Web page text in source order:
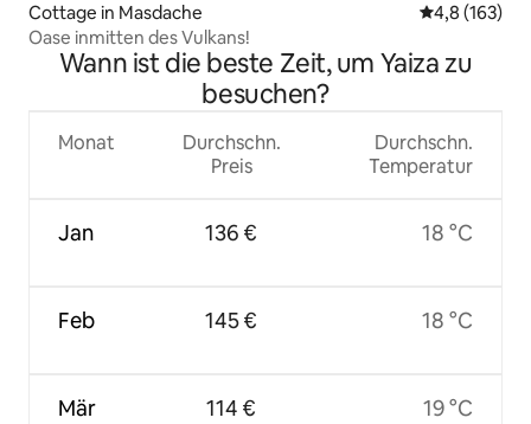
Cottage in Masdache
4,8 (163)
Oase inmitten des Vulkans!
Wann ist die beste Zeit, um Yaiza zu
besuchen?
Monat
Jan
Feb
Mär
Durchschn.
Preis
136 €
145 €
114 €
Durchschn.
Temperatur
18 °C
18 °C
19 °C